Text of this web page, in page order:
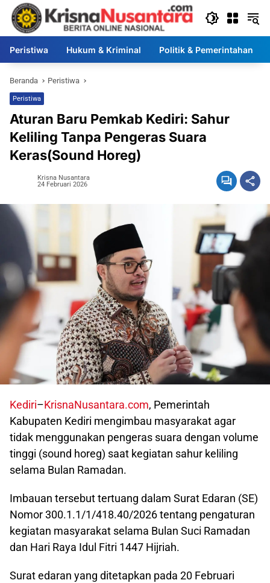
Langsung
konten
Peristiwa Hukum & Kriminal Politik & Pemerintahan
Beranda Peristiwa
Peristiwa
Aturan Baru Pemkab Kediri: Sahur
Keliling Tanpa Pengeras Suara
Keras(Sound Horeg)
Krisna Nusantara
24 Februari 2026
Kediri–KrisnaNusantara.com, Pemerintah
Kabupaten Kediri mengimbau masyarakat agar
tidak menggunakan pengeras suara dengan volume
tinggi (sound horeg) saat kegiatan sahur keliling
selama Bulan Ramadan.
Imbauan tersebut tertuang dalam Surat Edaran (SE)
Nomor 300.1.1/1/418.40/2026 tentang pengaturan
kegiatan masyarakat selama Bulan Suci Ramadan
dan Hari Raya Idul Fitri 1447 Hijriah.
Surat edaran yang ditetapkan pada 20 Februari